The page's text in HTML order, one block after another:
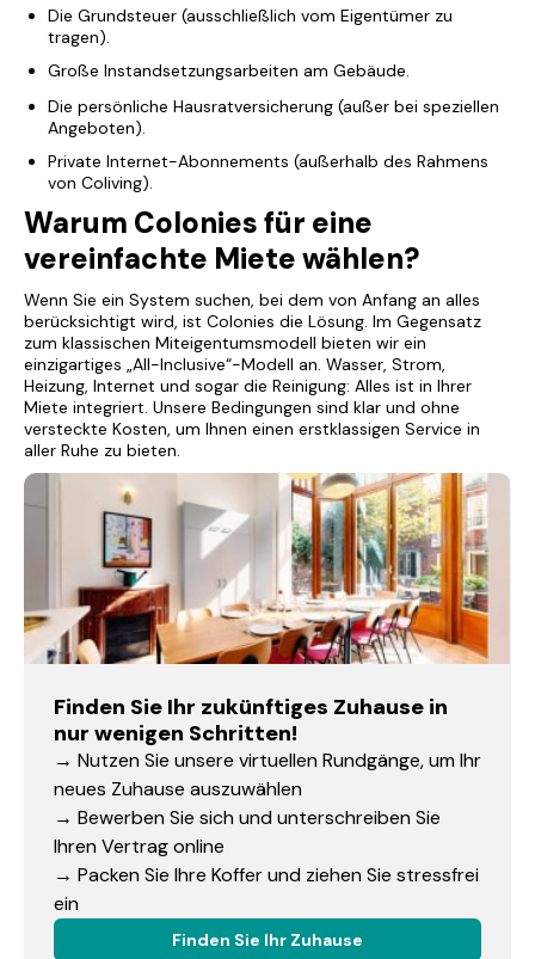
Die Grundsteuer (ausschließlich vom Eigentümer zu
tragen).
Große Instandsetzungsarbeiten am Gebäude.
Die persönliche Hausratversicherung (außer bei speziellen
Angeboten).
Private Internet-Abonnements (außerhalb des Rahmens
von Coliving).
Warum Colonies für eine
vereinfachte Miete wählen?
Wenn Sie ein System suchen, bei dem von Anfang an alles
berücksichtigt wird, ist Colonies die Lösung. Im Gegensatz
zum klassischen Miteigentumsmodell bieten wir ein
einzigartiges „All-Inclusive“-Modell an. Wasser, Strom,
Heizung, Internet und sogar die Reinigung: Alles ist in Ihrer
Miete integriert. Unsere Bedingungen sind klar und ohne
versteckte Kosten, um Ihnen einen erstklassigen Service in
aller Ruhe zu bieten.
Finden Sie Ihr zukünftiges Zuhause in
nur wenigen Schritten!
→ Nutzen Sie unsere virtuellen Rundgänge, um Ihr
neues Zuhause auszuwählen
→ Bewerben Sie sich und unterschreiben Sie
Ihren Vertrag online
→ Packen Sie Ihre Koffer und ziehen Sie stressfrei
ein
Finden Sie Ihr Zuhause